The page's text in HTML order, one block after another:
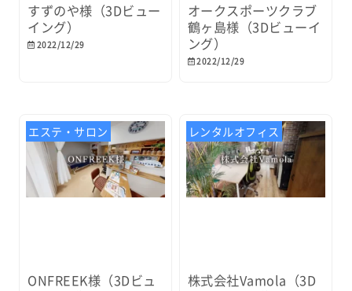
すずのや様（3Dビュー
イング）
2022/12/29
オークスポーツクラブ
鶴ヶ島様（3Dビューイ
ング）
2022/12/29
エステ・サロン
ONFREEK様（3Dビュ
レンタルオフィス
株式会社Vamola（3D